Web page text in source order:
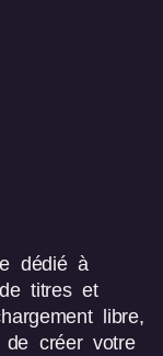
dédié à
titres et
libre,
de créer votre